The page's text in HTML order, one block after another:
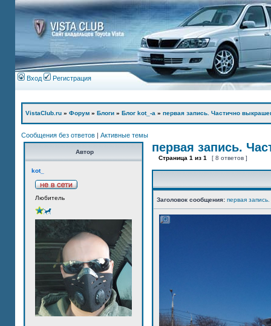
Вход Регистрация
VistaClub.ru » Форум » Блоги » Блог kot_-а » первая запись. Частично
Сообщения без ответов | Активные темы
Автор
kot_
Любитель
первая запись.
Страница 1 из 1 [ 8 ответов ]
Заголовок сообщения: первая